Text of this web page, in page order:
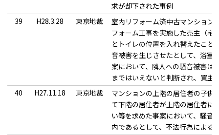
求が却下された事例
39
H28.3.28 東京地裁
室内リフォーム済中古マンション
フォーム工事を実施した売主（宅
とトイレの位置を入れ替えたこと
音被害を生じさせたとして、浴室
案において、隣人への騒音被害は
まではいえないと判断され、買主
40
H27.11.18 東京地裁
マンションの上階の居住者の子供
て下階の居住者が上階の居住者に
い等を求めた事案において、騒音
内であるとして、不法行為による